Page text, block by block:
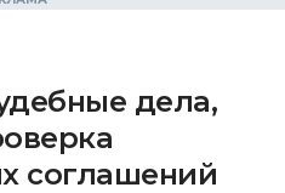
дела,
соглашений